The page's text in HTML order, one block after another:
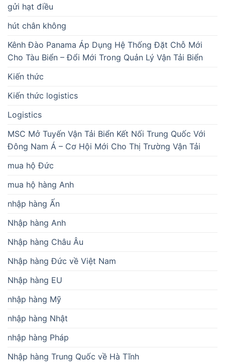
gửi hạt điều
hút chân không
Kênh Đào Panama Áp Dụng Hệ Thống Đặt Chỗ Mới
Cho Tàu Biển – Đổi Mới Trong Quản Lý Vận Tải Biển
Kiến thức
Kiến thức logistics
Logistics
MSC Mở Tuyến Vận Tải Biển Kết Nối Trung Quốc Với
Đông Nam Á – Cơ Hội Mới Cho Thị Trường Vận Tải
mua hộ Đức
mua hộ hàng Anh
nhập hàng Ấn
Nhập hàng Anh
Nhập hàng Châu Âu
Nhập hàng Đức về Việt Nam
Nhập hàng EU
nhập hàng Mỹ
nhập hàng Nhật
nhập hàng Pháp
Nhập hàng Trung Quốc về Hà Tĩnh